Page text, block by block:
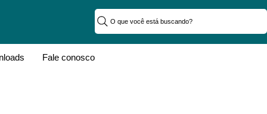
O que você está buscando?
Fale conosco